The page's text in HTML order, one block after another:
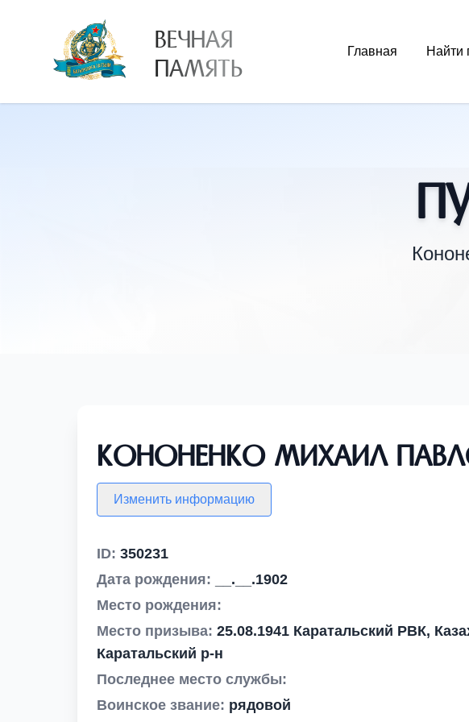
ВЕЧНАЯ
ПАМЯТЬ
Главная Найти
Кононенко Михаил
Изменить информацию
ID: 350231
Дата рождения:
__.__.1902
Место рождения:
Место призыва: 25.08.1941 Каратальский РВК,
Каратальский р-н
Последнее место службы:
Воинское звание: рядовой